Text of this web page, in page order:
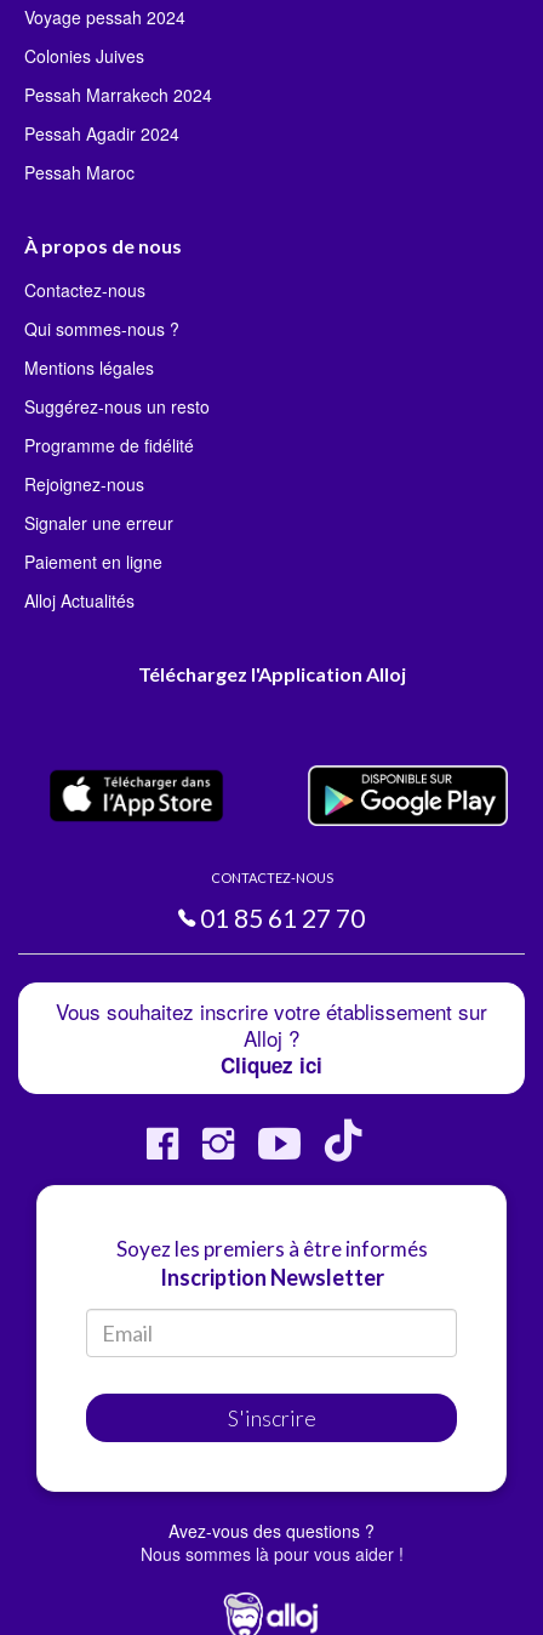
Voyage pessah 2024
Colonies Juives
Pessah Marrakech 2024
Pessah Agadir 2024
Pessah Maroc
À propos de nous
Contactez-nous
Qui sommes-nous ?
Mentions légales
Suggérez-nous un resto
Programme de fidélité
Rejoignez-nous
Signaler une erreur
Paiement en ligne
Alloj Actualités
Téléchargez l'Application Alloj
CONTACTEZ-NOUS
01 85 61 27 70
Vous souhaitez inscrire votre établissement sur
Alloj ?
Cliquez ici
Soyez les premiers à être informés
Inscription Newsletter
S'inscrire
Avez-vous des questions ?
Nous sommes là pour vous aider !